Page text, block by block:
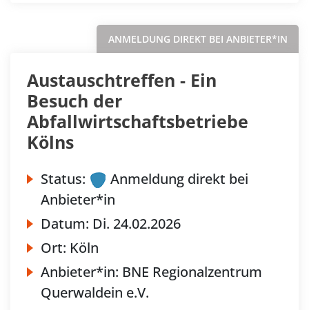
ANMELDUNG DIREKT BEI ANBIETER*IN
Austauschtreffen - Ein
Besuch der
Abfallwirtschaftsbetriebe
Kölns
Status:
Anmeldung direkt bei
Anbieter*in
Datum: Di. 24.02.2026
Ort: Köln
Anbieter*in: BNE Regionalzentrum
Querwaldein e.V.